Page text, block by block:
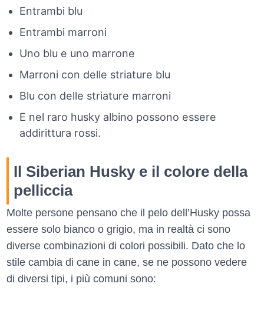
Entrambi blu
Entrambi marroni
Uno blu e uno marrone
Marroni con delle striature blu
Blu con delle striature marroni
E nel raro husky albino possono essere
addirittura rossi.
Il Siberian Husky e il colore della
pelliccia
Molte persone pensano che il pelo dell’Husky possa
essere solo bianco o grigio, ma in realtà ci sono
diverse combinazioni di colori possibili. Dato che lo
stile cambia di cane in cane, se ne possono vedere
di diversi tipi, i più comuni sono: